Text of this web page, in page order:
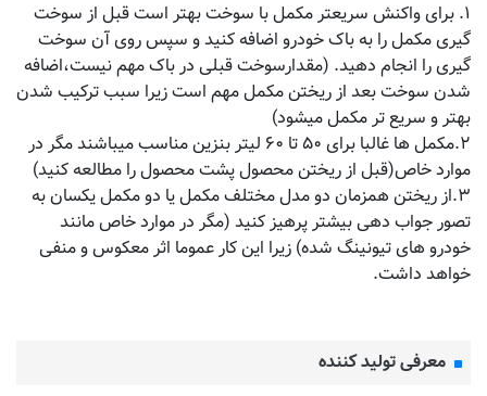
۱. برای واکنش سریعتر مکمل با سوخت بهتر است قبل از سوخت
گیری مکمل را به باک خودرو اضافه کنید و سپس روی آن سوخت
گیری را انجام دهید. (مقدارسوخت قبلی در باک مهم نیست،اضافه
شدن سوخت بعد از ریختن مکمل مهم است زیرا سبب ترکیب شدن
بهتر و سریع تر مکمل میشود)
۲.مکمل ها غالبا برای ۵۰ تا ۶۰ لیتر بنزین مناسب میباشند مگر در
موارد خاص(قبل از ریختن محصول پشت محصول را مطالعه کنید)
۳.از ریختن همزمان دو مدل مختلف مکمل یا دو مکمل یکسان به
تصور جواب دهی بیشتر پرهیز کنید (مگر در موارد خاص مانند
خودرو های تیونینگ شده) زیرا این کار عموما اثر معکوس و منفی
خواهد داشت.
معرفی تولید کننده